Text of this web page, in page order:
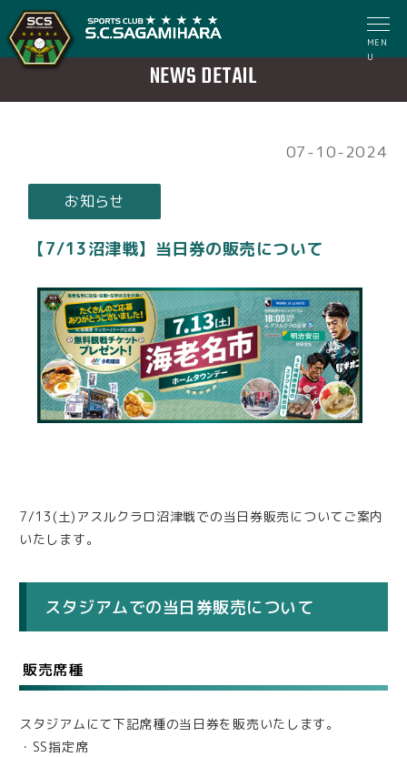
MEN
U
NEWS DETAIL
07-10-2024
お知らせ
【7/13沼津戦】当日券の販売について
7/13(土)アスルクラロ沼津戦での当日券販売についてご案内
いたします。
スタジアムでの当日券販売について
販売席種
スタジアムにて下記席種の当日券を販売いたします。
・SS指定席